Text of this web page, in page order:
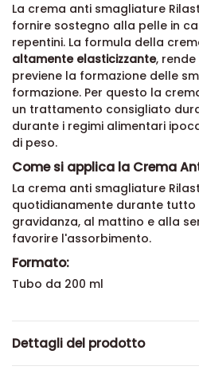
La crema anti smagliature
fornire sostegno alla pelle in
repentini. La formula della
altamente elasticizzante,
previene la formazione delle
formazione. Per questo la
un trattamento consigliato
durante i regimi alimentari
di peso.
Come si applica la Crema
La crema anti smagliature
quotidianamente durante tutto
gravidanza, al mattino e alla
favorire l'assorbimento.
Formato:
Tubo da 200 ml
Dettagli del prodotto